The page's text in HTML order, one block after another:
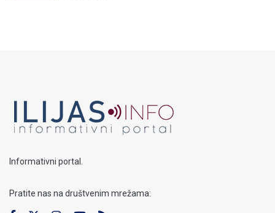
Informativni portal.
Pratite nas na društvenim mrežama: